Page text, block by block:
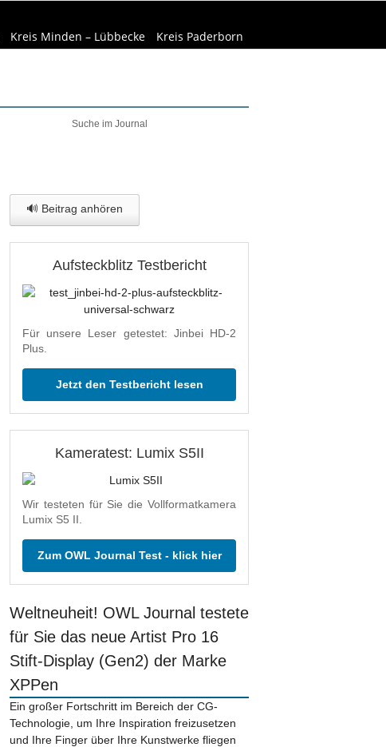
Kreis Minden – Lübbecke Kreis Paderborn
🔊 Beitrag anhören
Aufsteckblitz Testbericht
Für unsere Leser getestet: Jinbei HD-2
Plus.
Jetzt den Testbericht lesen
Kameratest: Lumix S5II
Wir testeten für Sie die Vollformatkamera
Lumix S5 II.
Zum OWL Journal Test - klick hier
Weltneuheit! OWL Journal testete
für Sie das neue Artist Pro 16
Stift-Display (Gen2) der Marke
XPPen
Ein großer Fortschritt im Bereich der CG-
Technologie, um Ihre Inspiration freizusetzen
und Ihre Finger über Ihre Kunstwerke fliegen